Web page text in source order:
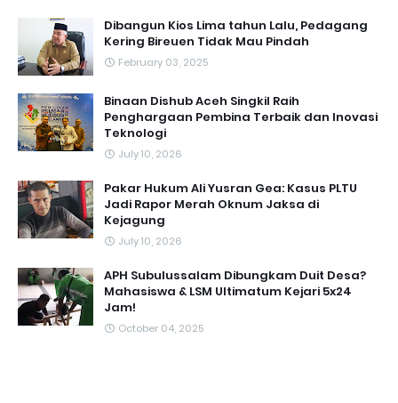
Dibangun Kios Lima tahun Lalu, Pedagang
Kering Bireuen Tidak Mau Pindah
February 03, 2025
Binaan Dishub Aceh Singkil Raih
Penghargaan Pembina Terbaik dan Inovasi
Teknologi
July 10, 2026
Pakar Hukum Ali Yusran Gea: Kasus PLTU
Jadi Rapor Merah Oknum Jaksa di
Kejagung
July 10, 2026
APH Subulussalam Dibungkam Duit Desa?
Mahasiswa & LSM Ultimatum Kejari 5x24
Jam!
October 04, 2025